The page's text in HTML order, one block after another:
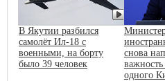
В Якутии разбился
самолёт Ил-18 с
военными, на борту
было 39 человек
снова
одного